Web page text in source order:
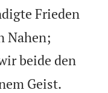
Frieden
Nahen;
beide den
Geist.